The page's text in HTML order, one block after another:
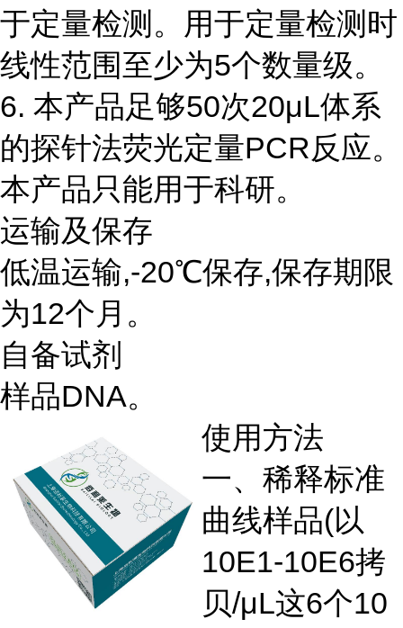
于定量检测。用于定量检测时
线性范围至少为5个数量级。
6. 本产品足够50次20μL体系
的探针法荧光定量PCR反应。
本产品只能用于科研。
运输及保存
低温运输,-20℃保存,保存期限
为12个月。
自备试剂
样品DNA。
使用方法
一、稀释标准
曲线样品(以
10E1-10E6拷
贝/μL这6个10